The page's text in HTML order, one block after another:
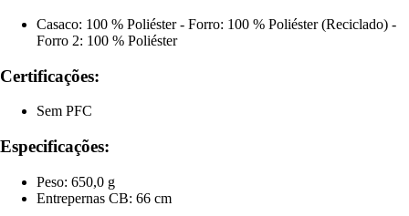
Casaco: 100 % Poliéster - Forro: 100 % Poliéster (Reciclado) -
Forro 2: 100 % Poliéster
Certificações:
Sem PFC
Especificações:
Peso: 650,0 g
Entrepernas CB: 66 cm